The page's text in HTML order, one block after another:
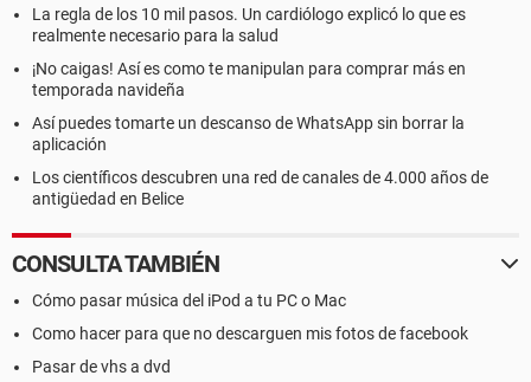
La regla de los 10 mil pasos. Un cardiólogo explicó lo que es
realmente necesario para la salud
¡No caigas! Así es como te manipulan para comprar más en
temporada navideña
Así puedes tomarte un descanso de WhatsApp sin borrar la
aplicación
Los científicos descubren una red de canales de 4.000 años de
antigüedad en Belice
CONSULTA TAMBIÉN
Cómo pasar música del iPod a tu PC o Mac
Como hacer para que no descarguen mis fotos de facebook
Pasar de vhs a dvd